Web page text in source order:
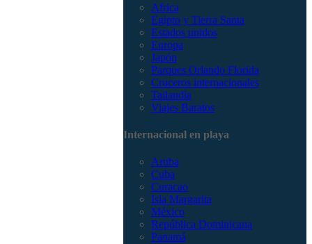
Africa
Egipto y Tierra Santa
Estados unidos
Europa
Japón
Parques Orlando Florida
Cruceros internacionales
Tailandia
Viajes Baratos
Internacional en playa
Aruba
Cuba
Curacao
Isla Margarita
México
República Dominicana
Panamá